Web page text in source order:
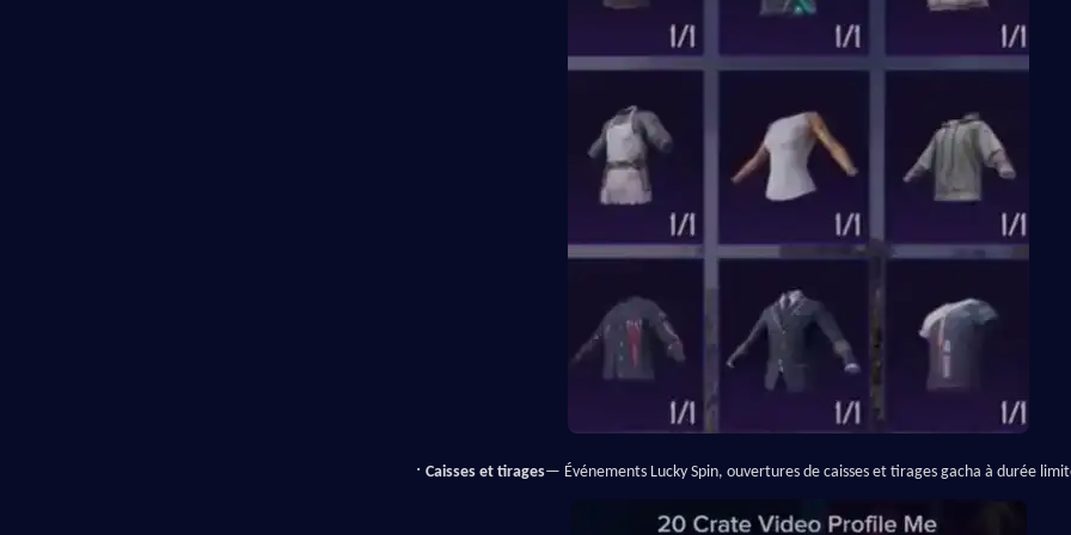
· Caisses et tirages— Événements Lucky Spin, ouvertures de caisses et tirages gacha à durée